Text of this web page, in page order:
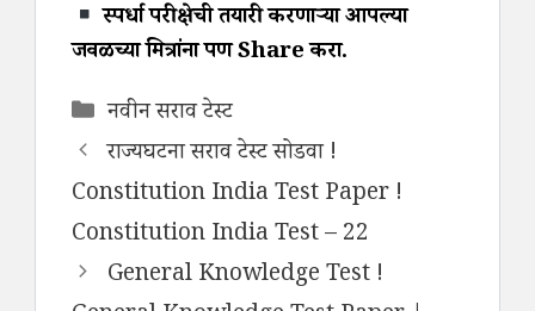
स्पर्धा परीक्षेची तयारी करणाऱ्या आपल्या
जवळच्या मित्रांना पण Share करा.
Categories
नवीन सराव टेस्ट
राज्यघटना सराव टेस्ट सोडवा !
Constitution India Test Paper !
Constitution India Test – 22
General Knowledge Test !